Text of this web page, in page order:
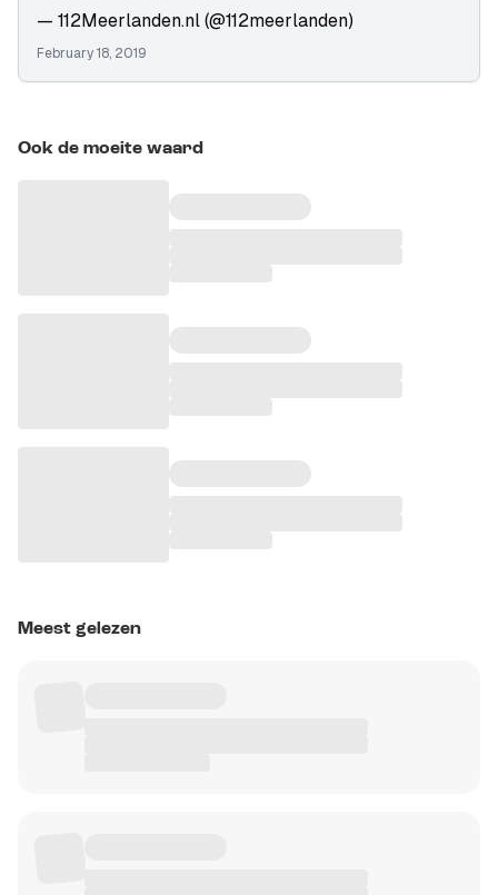
— 112Meerlanden.nl (@112meerlanden)
February 18, 2019
Ook de moeite waard
Meest gelezen